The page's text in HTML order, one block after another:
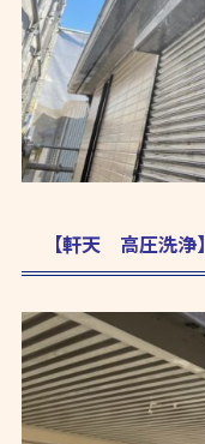
【軒天 高圧洗浄】